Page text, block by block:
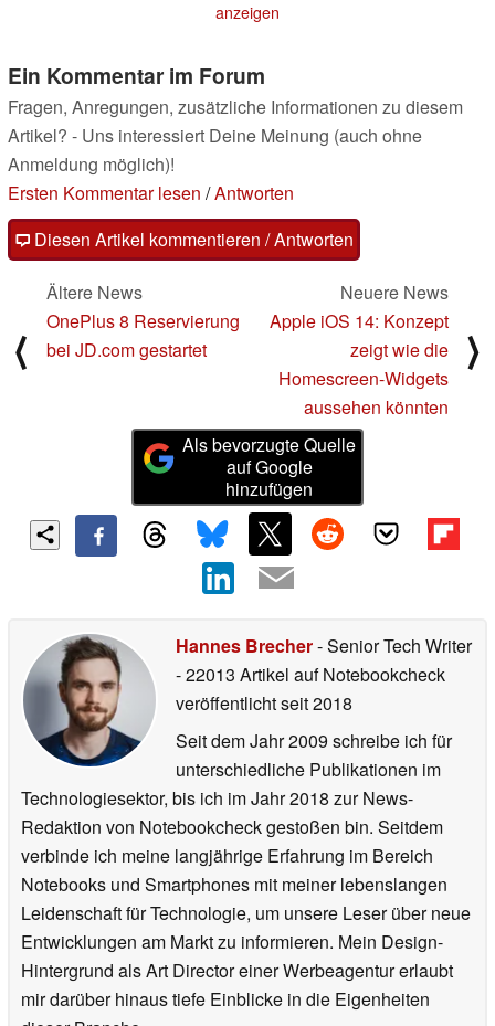
anzeigen
Ein Kommentar im Forum
Fragen, Anregungen, zusätzliche Informationen zu diesem
Artikel? - Uns interessiert Deine Meinung (auch ohne
Anmeldung möglich)!
Ersten Kommentar lesen /Antworten
Diesen Artikel kommentieren / Antworten
⟨
Ältere News
OnePlus 8 Reservierung
bei JD.com gestartet
Neuere News
Apple iOS 14: Konzept
zeigt wie die
Homescreen-Widgets
aussehen könnten
⟩
Als bevorzugte Quelle
auf Google
hinzufügen
Hannes Brecher- Senior Tech Writer
- 22013 Artikel auf Notebookcheck
veröffentlichtseit 2018
Seit dem Jahr 2009 schreibe ich für
unterschiedliche Publikationen im
Technologiesektor, bis ich im Jahr 2018 zur News-
Redaktion von Notebookcheck gestoßen bin. Seitdem
verbinde ich meine langjährige Erfahrung im Bereich
Notebooks und Smartphones mit meiner lebenslangen
Leidenschaft für Technologie, um unsere Leser über neue
Entwicklungen am Markt zu informieren. Mein Design-
Hintergrund als Art Director einer Werbeagentur erlaubt
mir darüber hinaus tiefe Einblicke in die Eigenheiten